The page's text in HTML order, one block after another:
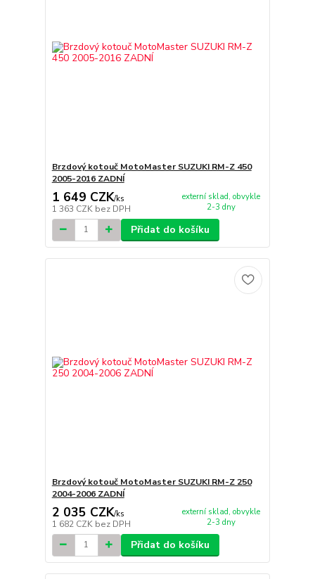
Brzdový kotouč MotoMaster SUZUKI RM-Z 450
2005-2016 ZADNÍ
1 649 CZK/ks
1 363 CZK bez DPH
externí sklad, obvykle
2-3 dny
Přidat do košíku
Brzdový kotouč MotoMaster SUZUKI RM-Z 250
2004-2006 ZADNÍ
2 035 CZK/ks
1 682 CZK bez DPH
externí sklad, obvykle
2-3 dny
Přidat do košíku